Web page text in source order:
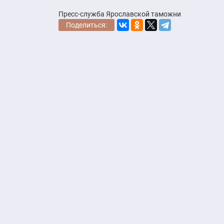
Пресс-служба Ярославской таможни
Поделиться: